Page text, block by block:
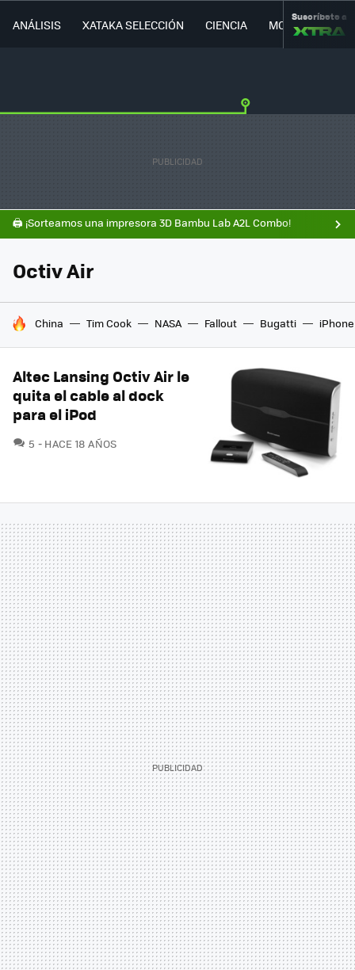
ANÁLISIS XATAKA SELECCIÓN CIENCIA MOVILIDAD
Suscríbete a
🖨️ ¡Sorteamos una impresora 3D Bambu Lab A2L Combo!
Octiv Air
HOY SE HABLA DE
China Tim Cook NASA Fallout Bugatti iPhone
Altec Lansing Octiv Air le
quita el cable al dock
para el iPod
5 COMENTARIOS
HACE 18 AÑOS